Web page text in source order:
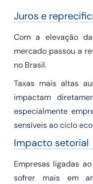
Juros e
Com a elevação
mercado passou a
no Brasil.
Taxas mais altas
impactam
especialmente
sensíveis ao ciclo
Impacto setorial
Empresas ligadas
sofrer mais em